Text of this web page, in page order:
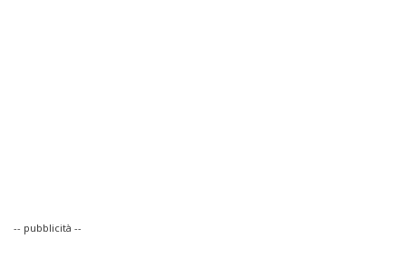
-- pubblicità --